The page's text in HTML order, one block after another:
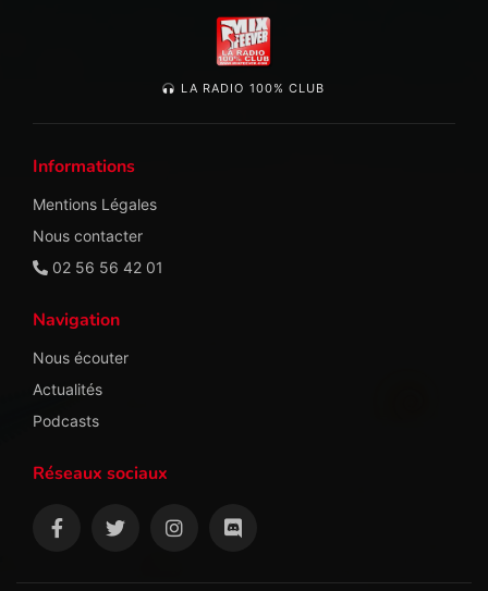
LA RADIO 100% CLUB
Informations
Mentions Légales
Nous contacter
02 56 56 42 01
Navigation
Nous écouter
Actualités
Podcasts
Réseaux sociaux